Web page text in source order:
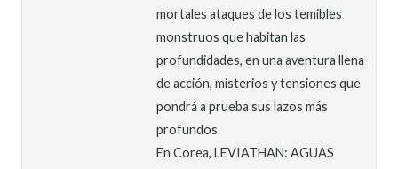
mortales ataques de los temibles
monstruos que habitan las
profundidades, en una aventura llena
de acción, misterios y tensiones que
pondrá a prueba sus lazos más
profundos.
En Corea, LEVIATHAN: AGUAS